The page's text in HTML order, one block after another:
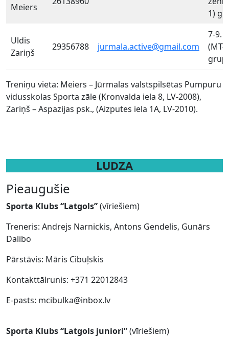
Meiers
1)
Uldis
Zariņš
29356788 jurmala.active@gmail.com
7-9.
(MT-
Treniņu vieta: Meiers – Jūrmalas valstspilsētas Pumpuru
vidusskolas Sporta zāle (Kronvalda iela 8, LV-2008),
Zariņš – Aspazijas psk., (Aizputes iela 1A, LV-2010).
LUDZA
Pieaugušie
Sporta Klubs “Latgols”(vīriešiem)
Treneris: Andrejs Narnickis, Antons Gendelis, Gunārs
Dalibo
Pārstāvis: Māris Cibuļskis
Kontakttālrunis: +371 22012843
E-pasts: mcibulka@inbox.lv
Sporta Klubs “Latgols juniori”(vīriešiem)